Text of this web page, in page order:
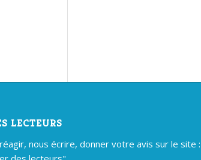
LECTEURS
nous écrire, donner votre avis sur le site